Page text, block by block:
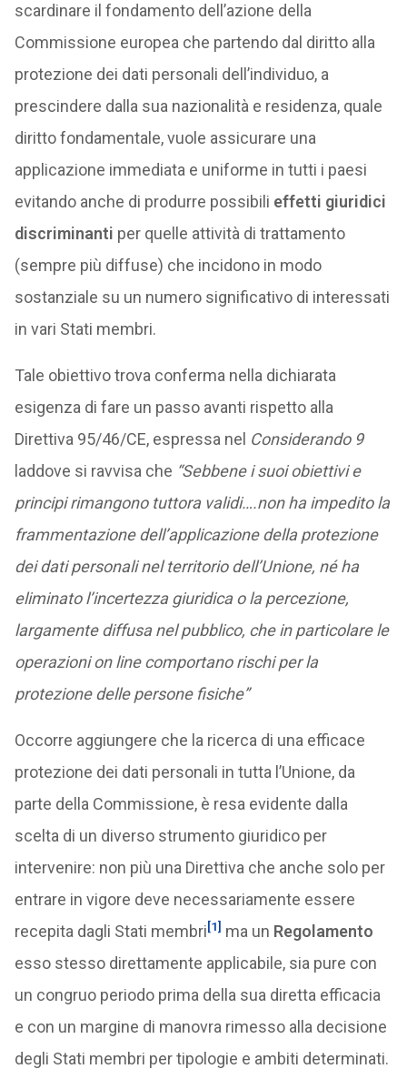
scardinare il fondamento dell’azione della
Commissione europea che partendo dal diritto alla
protezione dei dati personali dell’individuo, a
prescindere dalla sua nazionalità e residenza, quale
diritto fondamentale, vuole assicurare una
applicazione immediata e uniforme in tutti i paesi
evitando anche di produrre possibili effetti giuridici
discriminanti per quelle attività di trattamento
(sempre più diffuse) che incidono in modo
sostanziale su un numero significativo di interessati
in vari Stati membri.
Tale obiettivo trova conferma nella dichiarata
esigenza di fare un passo avanti rispetto alla
Direttiva 95/46/CE, espressa nel Considerando 9
laddove si ravvisa che “Sebbene i suoi obiettivi e
principi rimangono tuttora validi….non ha impedito la
frammentazione dell’applicazione della protezione
dei dati personali nel territorio dell’Unione, né ha
eliminato l’incertezza giuridica o la percezione,
largamente diffusa nel pubblico, che in particolare le
operazioni on line comportano rischi per la
protezione delle persone fisiche”
Occorre aggiungere che la ricerca di una efficace
protezione dei dati personali in tutta l’Unione, da
parte della Commissione, è resa evidente dalla
scelta di un diverso strumento giuridico per
intervenire: non più una Direttiva che anche solo per
entrare in vigore deve necessariamente essere
recepita dagli Stati membri[1] ma un Regolamento
esso stesso direttamente applicabile, sia pure con
un congruo periodo prima della sua diretta efficacia
e con un margine di manovra rimesso alla decisione
degli Stati membri per tipologie e ambiti determinati.